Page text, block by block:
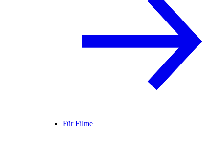
Für Filme